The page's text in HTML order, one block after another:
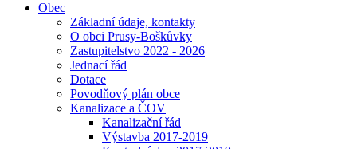
Obec
Základní údaje, kontakty
O obci Prusy-Boškůvky
Zastupitelstvo 2022 - 2026
Jednací řád
Dotace
Povodňový plán obce
Kanalizace a ČOV
Kanalizační řád
Výstavba 2017-2019